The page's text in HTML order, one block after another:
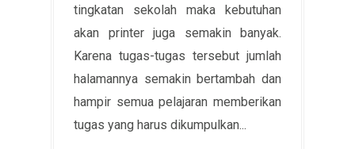
tingkatan sekolah maka kebutuhan
akan printer juga semakin banyak.
Karena tugas-tugas tersebut jumlah
halamannya semakin bertambah dan
hampir semua pelajaran memberikan
tugas yang harus dikumpulkan...